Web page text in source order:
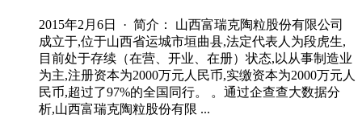
2015年2月6日 · 简介： 山西富瑞克陶粒股份有限公司
成立于,位于山西省运城市垣曲县,法定代表人为段虎生,
目前处于存续（在营、开业、在册）状态,以从事制造业
为主,注册资本为2000万元人民币,实缴资本为2000万元人
民币,超过了97%的全国同行。 。通过企查查大数据分
析,山西富瑞克陶粒股份有限 ...